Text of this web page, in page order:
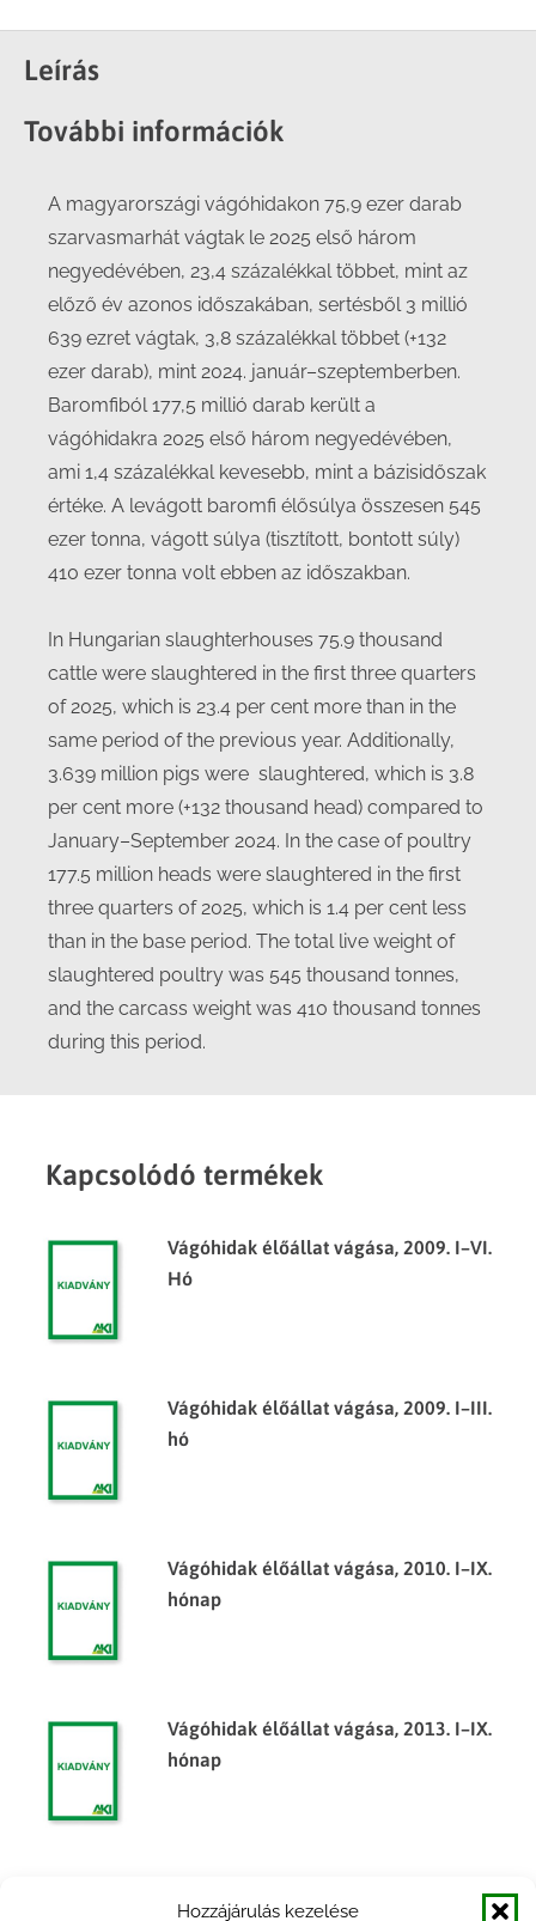
Hozzájárulás kezelése
Facebook
X
Leírás
További információk
A magyarországi vágóhidakon 75,9 ezer darab
szarvasmarhát vágtak le 2025 első három
negyedévében, 23,4 százalékkal többet, mint az
előző év azonos időszakában, sertésből 3 millió
639 ezret vágtak, 3,8 százalékkal többet (+132
ezer darab), mint 2024. január–szeptemberben.
Baromfiból 177,5 millió darab került a
vágóhidakra 2025 első három negyedévében,
ami 1,4 százalékkal kevesebb, mint a bázisidőszak
értéke. A levágott baromfi élősúlya összesen 545
ezer tonna, vágott súlya (tisztított, bontott súly)
410 ezer tonna volt ebben az időszakban.
In Hungarian slaughterhouses 75.9 thousand
cattle were slaughtered in the first three quarters
of 2025, which is 23.4 per cent more than in the
same period of the previous year. Additionally,
3.639 million pigs were slaughtered, which is 3.8
per cent more (+132 thousand head) compared to
January–September 2024. In the case of poultry
177.5 million heads were slaughtered in the first
three quarters of 2025, which is 1.4 per cent less
than in the base period. The total live weight of
slaughtered poultry was 545 thousand tonnes,
and the carcass weight was 410 thousand tonnes
during this period.
Kapcsolódó termékek
Vágóhidak élőállat vágása, 2009. I–VI.
Hó
Vágóhidak élőállat vágása, 2009. I–III.
hó
Vágóhidak élőállat vágása, 2010. I–IX.
hónap
Vágóhidak élőállat vágása, 2013. I–IX.
hónap
Vágóhidak élőállat vágása, 2011. I–XII.